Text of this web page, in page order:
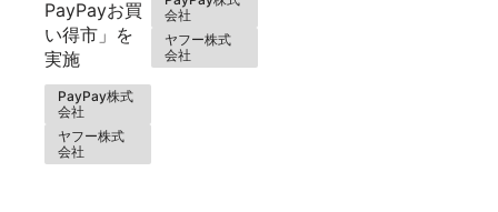
PayPayお買
い得市」を
実施
PayPay株式
会社
ヤフー株式
会社
会社
ヤフー株式
会社